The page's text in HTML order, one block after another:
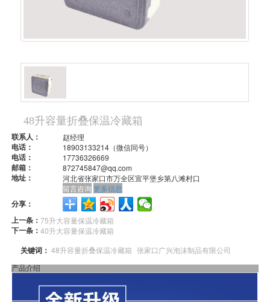
48升容量折叠保温冷藏箱
联系人： 赵经理
电话： 18903133214（微信同号）
电话： 17736326669
邮箱： 872745847@qq.com
地址：
河北省张家口市万全区宣平堡乡第八滩村口
留言咨询 更多信息
分享：
上一条：75升大容量保温冷藏箱
下一条：40升大容量保温冷藏箱
关键词：48升容量折叠保温冷藏箱 张家口广兴泡沫制品有限公司
产品介绍